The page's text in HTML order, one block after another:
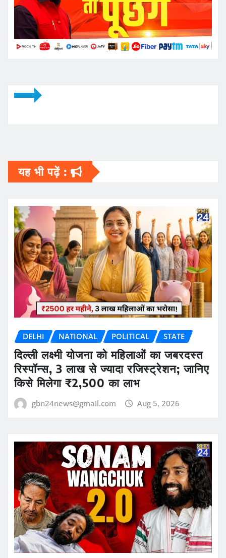
यह भी पढ़ें :
DELHI NATIONAL POLITICAL STATE
दिल्ली लक्ष्मी योजना को महिलाओं का जबरदस्त
रिस्पॉन्स, 3 लाख से ज्यादा रजिस्ट्रेशन; जानिए
किसे मिलेगा ₹2,500 का लाभ
gbn24news@gmail.com Aug 5, 2026